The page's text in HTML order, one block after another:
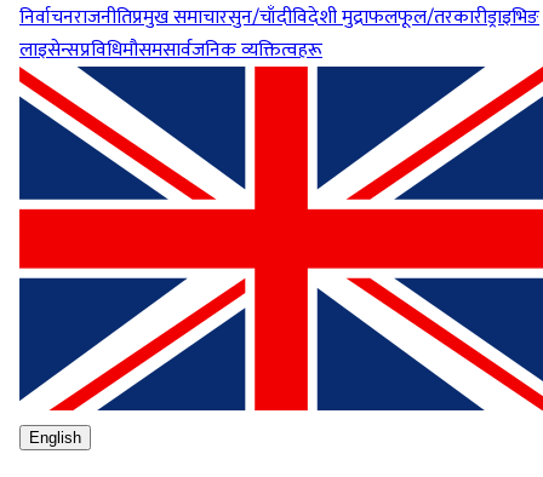
निर्वाचनराजनीतिप्रमुख समाचारसुन/चाँदीविदेशी मुद्राफलफूल/तरकारीड्राइभिङ
लाइसेन्सप्रविधिमौसमसार्वजनिक व्यक्तित्वहरू
English